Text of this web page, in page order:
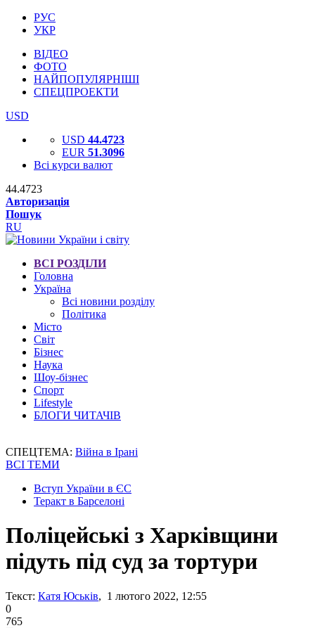
РУС
УКР
ВІДЕО
ФОТО
НАЙПОПУЛЯРНІШІ
СПЕЦПРОЕКТИ
USD
USD 44.4723
EUR 51.3096
Всі курси валют
44.4723
Авторизація
Пошук
RU
ВСІ РОЗДІЛИ
Головна
Україна
Всі новини розділу
Політика
Місто
Світ
Бізнес
Наука
Шоу-бізнес
Спорт
Lifestyle
БЛОГИ ЧИТАЧІВ
СПЕЦТЕМА: Війна в Ірані
ВСІ ТЕМИ
Вступ України в ЄС
Теракт в Барселоні
Поліцейські з Харківщини
підуть під суд за тортури
Текст: Катя Юськів, 1 лютого 2022, 12:55
0
765